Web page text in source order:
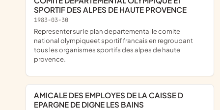
SPORTIF DES ALPES DE HAUTE PROVENCE
1983-03-30
representer sur le plan departemental le comite
national olympiqueet sportif francais en regroupant
tous les organismes sportifs des alpes de haute
provence.
AMICALE DES EMPLOYES DE LA CAISSE D
EPARGNE DE DIGNE LES BAINS